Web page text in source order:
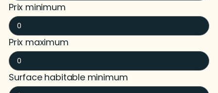
Prix minimum
Prix maximum
Surface habitable minimum